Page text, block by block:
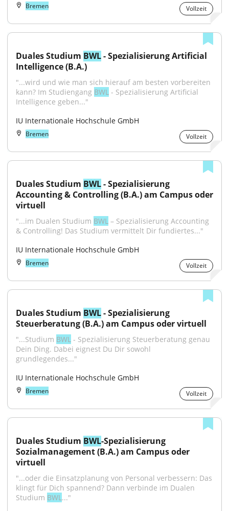
Bremen Vollzeit
Duales Studium BWL - Spezialisierung Artificial
Intelligence (B.A.)
"...wird und wie man sich hierauf am besten vorbereiten
kann? Im Studiengang BWL - Spezialisierung Artificial
Intelligence geben..."
IU Internationale Hochschule GmbH
Bremen Vollzeit
Duales Studium BWL - Spezialisierung
Accounting & Controlling (B.A.) am Campus oder
virtuell
"...im Dualen Studium BWL – Spezialisierung Accounting
& Controlling! Das Studium vermittelt Dir fundiertes..."
IU Internationale Hochschule GmbH
Bremen Vollzeit
Duales Studium BWL - Spezialisierung
Steuerberatung (B.A.) am Campus oder virtuell
"...Studium BWL - Spezialisierung Steuerberatung genau
Dein Ding. Dabei eignest Du Dir sowohl
grundlegendes..."
IU Internationale Hochschule GmbH
Bremen Vollzeit
Duales Studium BWL-Spezialisierung
Sozialmanagement (B.A.) am Campus oder
virtuell
"...oder die Einsatzplanung von Personal verbessern: Das
klingt für Dich spannend? Dann verbinde im Dualen
Studium BWL..."